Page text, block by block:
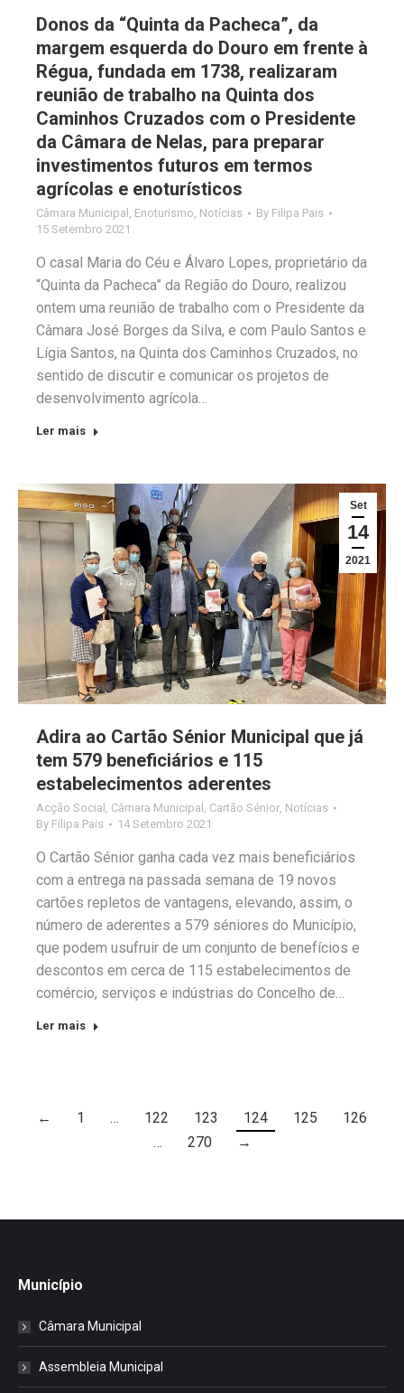
Donos da “Quinta da Pacheca”, da
margem esquerda do Douro em frente à
Régua, fundada em 1738, realizaram
reunião de trabalho na Quinta dos
Caminhos Cruzados com o Presidente
da Câmara de Nelas, para preparar
investimentos futuros em termos
agrícolas e enoturísticos
Câmara Municipal , Enoturismo, Notícias By Filipa Pais
15 Setembro 2021
O casal Maria do Céu e Álvaro Lopes, proprietário da
“Quinta da Pacheca” da Região do Douro, realizou
ontem uma reunião de trabalho com o Presidente da
Câmara José Borges da Silva, e com Paulo Santos e
Lígia Santos, na Quinta dos Caminhos Cruzados, no
sentido de discutir e comunicar os projetos de
desenvolvimento agrícola…
Ler mais
Set
14
2021
Adira ao Cartão Sénior Municipal que já
tem 579 beneficiários e 115
estabelecimentos aderentes
Acção Social , Câmara Municipal , Cartão Sénior, Notícias
By Filipa Pais 14 Setembro 2021
O Cartão Sénior ganha cada vez mais beneficiários
com a entrega na passada semana de 19 novos
cartões repletos de vantagens, elevando, assim, o
número de aderentes a 579 séniores do Município,
que podem usufruir de um conjunto de benefícios e
descontos em cerca de 115 estabelecimentos de
comércio, serviços e indústrias do Concelho de…
Ler mais
← 1 … 122 123 124 125
126
…
270 →
Município
Câmara Municipal
Assembleia Municipal